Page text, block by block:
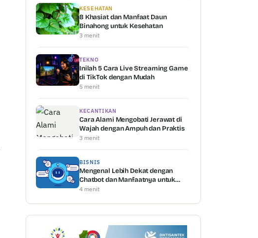
KESEHATAN
8 Khasiat dan Manfaat Daun
Binahong untuk Kesehatan
3 menit
TEKNO
Inilah 5 Cara Live Streaming Game
di TikTok dengan Mudah
5 menit
KECANTIKAN
Cara Alami Mengobati Jerawat di
Wajah dengan Ampuh dan Praktis
3 menit
BISNIS
Mengenal Lebih Dekat dengan
Chatbot dan Manfaatnya untuk
Bisnis
4 menit